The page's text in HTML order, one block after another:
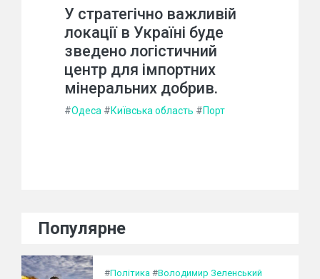
У стратегічно важливій
локації в Україні буде
зведено логістичний
центр для імпортних
мінеральних добрив.
#Одеса #Київська область #Порт
Популярне
#Політика #Володимир Зеленський